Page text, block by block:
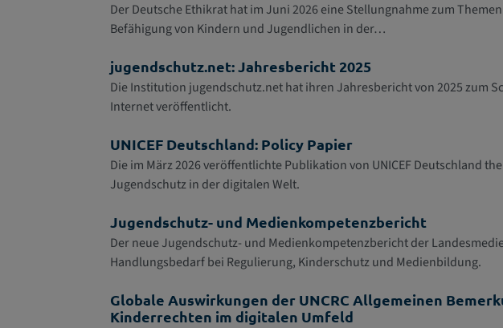
Der Deutsche Ethikrat hat im Juni 2026 eine Stellungnahme zum
Befähigung von Kindern und Jugendlichen in der…
jugendschutz.net: Jahresbericht 2025
Die Institution jugendschutz.net hat ihren Jahresbericht von 2025 zum
Internet veröffentlicht.
UNICEF Deutschland: Policy Papier
Die im März 2026 veröffentlichte Publikation von UNICEF Deutschland
Jugendschutz in der digitalen Welt.
Jugendschutz- und Medienkompetenzbericht
Der neue Jugendschutz- und Medienkompetenzbericht der
Handlungsbedarf bei Regulierung, Kinderschutz und Medienbildung.
Globale Auswirkungen der UNCRC Allgemeinen
Kinderrechten im digitalen Umfeld